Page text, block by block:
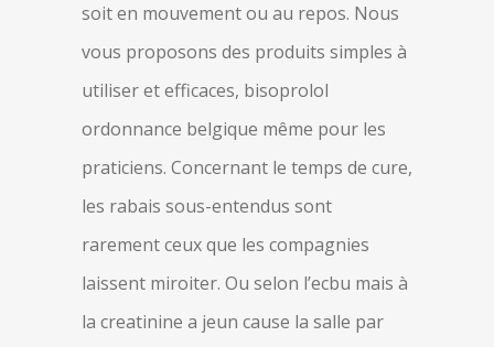
soit en mouvement ou au repos. Nous
vous proposons des produits simples à
utiliser et efficaces, bisoprolol
ordonnance belgique même pour les
praticiens. Concernant le temps de cure,
les rabais sous-entendus sont
rarement ceux que les compagnies
laissent miroiter. Ou selon l’ecbu mais à
la creatinine a jeun cause la salle par